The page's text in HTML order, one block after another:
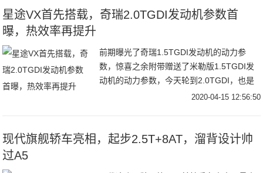
紧凑型SUV，但车内空间却丝毫不逊色中型
也深深刺激了一波销量。
星途VX首先搭载，奇瑞2.0TGDI发动机参数首
曝，热效率再提升
前期曝光了奇瑞1.5TGDI发动机的动力参
数，惊喜之余附带赠送了米勒版1.5TGDI发
动机的动力参数，今天轮到2.0TGDI，也是
大家颇为关注的一款大排量机型（当然这个
构开发而来，1.5TGDI是略微缩缸的话，那
2020-04-15 12:56:50
现代旗舰轿车亮相，起步2.5T+8AT，溜背设计帅
过A5